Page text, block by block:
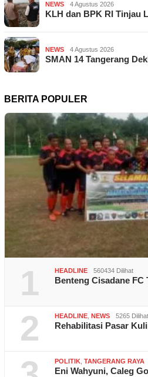
NEWS 4 Agustus 2026
KLH dan BPK RI Tinjau
NEWS 4 Agustus 2026
SMAN 14 Tangerang
BERITA POPULER
1 HEADLINE 560434 Dilihat
Benteng Cisadane
2 HEADLINE NEWS 5265 Dilihat
Rehabilitasi Pasar
POLITIK TANGERANG RAYA
Eni Wahyuni, Caleg